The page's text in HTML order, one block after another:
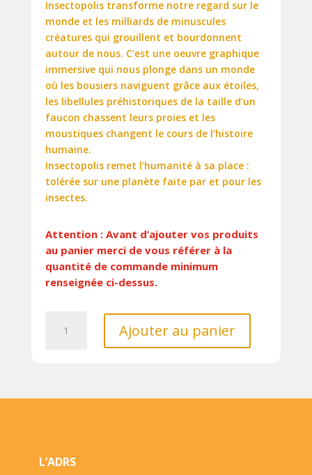
Insectopolis transforme notre regard sur le
monde et les milliards de minuscules
créatures qui grouillent et bourdonnent
autour de nous. C’est une oeuvre graphique
immersive qui nous plonge dans un monde
où les bousiers naviguent grâce aux étoiles,
les libellules préhistoriques de la taille d’un
faucon chassent leurs proies et les
moustiques changent le cours de l’histoire
humaine.
Insectopolis remet l’humanité à sa place :
tolérée sur une planète faite par et pour les
insectes.
Attention : Avant d’ajouter vos produits
au panier merci de vous référer à la
quantité de commande minimum
renseignée ci-dessus.
INSECTOPOLIS//ACTES
SUD/
Ajouter au panier
L’ADRS